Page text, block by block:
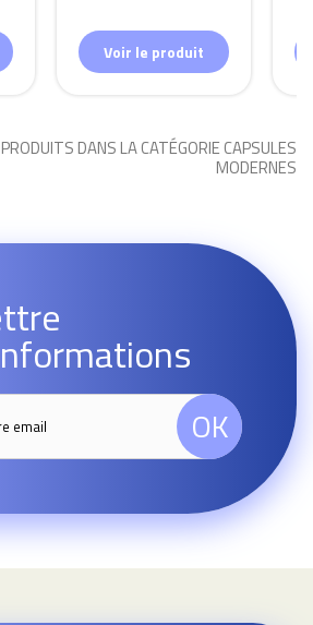
Voir le produit
DANS LA CATÉGORIE CAPSULES
MODERNES
OK